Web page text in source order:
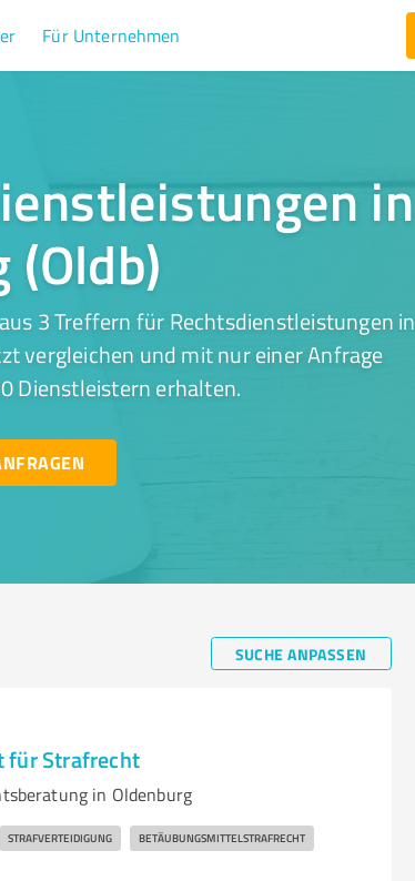
Für Unternehmen
in
(Oldb)
3 Treffern für Rechtsdienstleistungen in
vergleichen und mit nur einer Anfrage
Dienstleistern erhalten.
SUCHE ANPASSEN
für Strafrecht
in Oldenburg
STRAFVERTEIDIGUNG BETÄUBUNGSMITTELSTRAFRECHT